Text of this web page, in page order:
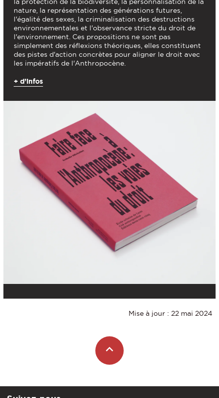
nature, la représentation des générations futures,
l'égalité des sexes, la criminalisation des destructions
environnementales et l'observance stricte du droit de
l'environnement. Ces propositions ne sont pas
simplement des réflexions théoriques, elles constituent
des pistes d'action concrètes pour aligner le droit avec
les impératifs de l'Anthropocène.
+ d’infos
Mise à jour : 22 mai 2024